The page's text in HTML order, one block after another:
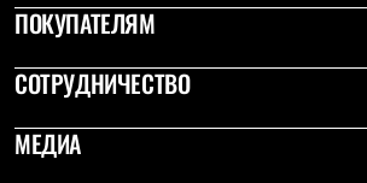
Уход за обувью
Аксессуары
Шапки
Балаклавы и маски
Кепки и бейсболки
Повязки
ПОКУПАТЕЛЯМ
СОТРУДНИЧЕСТВО
МЕДИА